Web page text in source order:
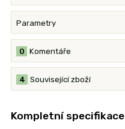
Parametry
Komentáře
0
Související zboží
4
Kompletní specifikace